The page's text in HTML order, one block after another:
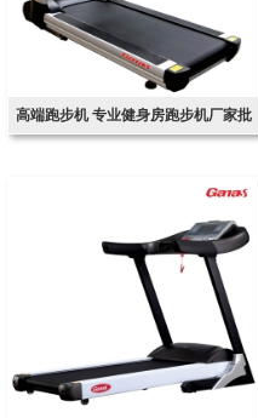
高端跑步机 专业健身房跑步机厂家批